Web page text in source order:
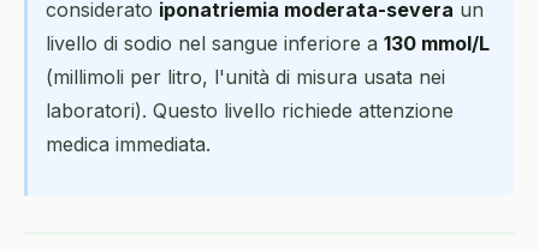
considerato iponatriemia moderata-severa un
livello di sodio nel sangue inferiore a 130 mmol/L
(millimoli per litro, l'unità di misura usata nei
laboratori). Questo livello richiede attenzione
medica immediata.